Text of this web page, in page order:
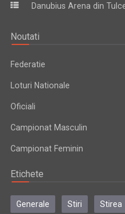
Danubius Arena din
Noutati
Federatie
Loturi Nationale
Oficiali
Campionat Masculin
Campionat Feminin
Etichete
Generale Stiri Stirea